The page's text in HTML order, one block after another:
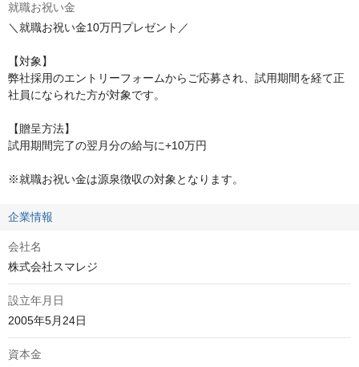
就職お祝い金
＼就職お祝い金10万円プレゼント／
【対象】
弊社採用のエントリーフォームからご応募され、試用期間を経て正
社員になられた方が対象です。
【贈呈方法】
試用期間完了の翌月分の給与に+10万円
※就職お祝い金は源泉徴収の対象となります。
企業情報
会社名
株式会社スマレジ
設立年月日
2005年5月24日
資本金